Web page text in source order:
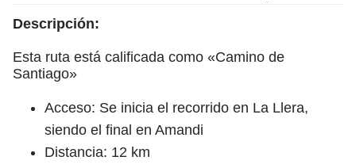
Descripción:
Esta ruta está calificada como «Camino de
Santiago»
Acceso: Se inicia el recorrido en La Llera,
siendo el final en Amandi
Distancia: 12 km